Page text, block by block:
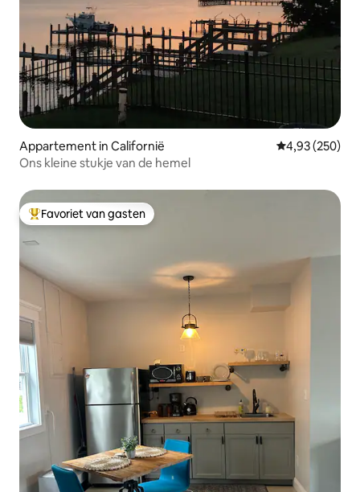
Appartement in Californië Gemiddelde
4,93 (250)
Ons kleine stukje van de hemel
Topfavoriet van gasten
Favoriet van gasten